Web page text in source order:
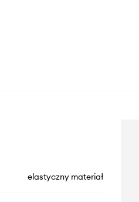
elastyczny materiał